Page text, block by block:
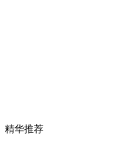
精华推荐